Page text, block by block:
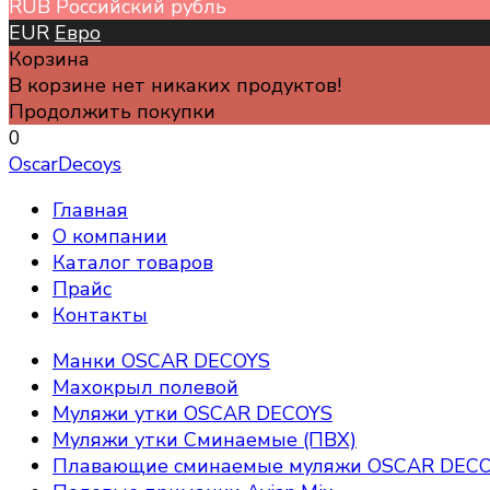
RUB Российский рубль
EUR Евро
Корзина
В корзине нет никаких продуктов!
Продолжить покупки
0
OscarDecoys
Главная
О компании
Каталог товаров
Прайс
Контакты
Манки OSCAR DECOYS
Махокрыл полевой
Муляжи утки OSCAR DECOYS
Муляжи утки Сминаемые (ПВХ)
Плавающие сминаемые муляжи OSCAR